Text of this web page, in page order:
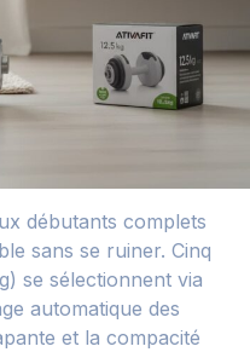
débutants complets
sans se ruiner. Cinq
se sélectionnent via
automatique des
et la compacité